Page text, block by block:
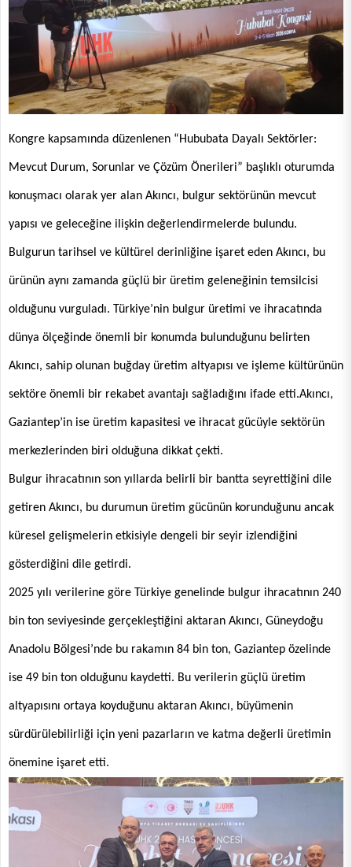
Kongre kapsamında düzenlenen “Hububata Dayalı Sektörler:
Mevcut Durum, Sorunlar ve Çözüm Önerileri” başlıklı oturumda
konuşmacı olarak yer alan Akıncı, bulgur sektörünün mevcut
yapısı ve geleceğine ilişkin değerlendirmelerde bulundu.
Bulgurun tarihsel ve kültürel derinliğine işaret eden Akıncı, bu
ürünün aynı zamanda güçlü bir üretim geleneğinin temsilcisi
olduğunu vurguladı. Türkiye’nin bulgur üretimi ve ihracatında
dünya ölçeğinde önemli bir konumda bulunduğunu belirten
Akıncı, sahip olunan buğday üretim altyapısı ve işleme kültürünün
sektöre önemli bir rekabet avantajı sağladığını ifade etti.Akıncı,
Gaziantep’in ise üretim kapasitesi ve ihracat gücüyle sektörün
merkezlerinden biri olduğuna dikkat çekti.
Bulgur ihracatının son yıllarda belirli bir bantta seyrettiğini dile
getiren Akıncı, bu durumun üretim gücünün korunduğunu ancak
küresel gelişmelerin etkisiyle dengeli bir seyir izlendiğini
gösterdiğini dile getirdi.
2025 yılı verilerine göre Türkiye genelinde bulgur ihracatının 240
bin ton seviyesinde gerçekleştiğini aktaran Akıncı, Güneydoğu
Anadolu Bölgesi’nde bu rakamın 84 bin ton, Gaziantep özelinde
ise 49 bin ton olduğunu kaydetti. Bu verilerin güçlü üretim
altyapısını ortaya koyduğunu aktaran Akıncı, büyümenin
sürdürülebilirliği için yeni pazarların ve katma değerli üretimin
önemine işaret etti.